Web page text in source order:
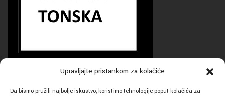
Upravljajte pristankom za kolačiće
Da bismo pružili najbolje iskustvo, koristimo tehnologije poput kolačića za